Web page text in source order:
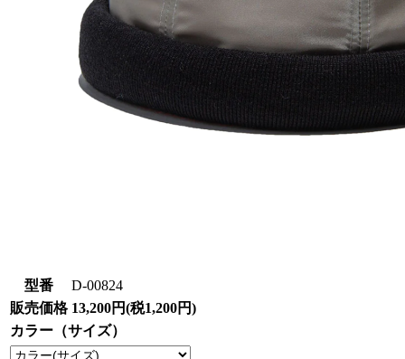
型番
D-00824
販売価格 13,200円(税1,200円)
カラー（サイズ）